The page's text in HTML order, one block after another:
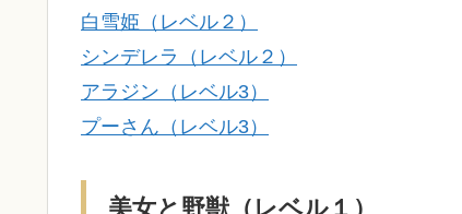
白雪姫（レベル２）
シンデレラ（レベル２）
アラジン（レベル3）
プーさん（レベル3）
美女と野獣（レベル１）